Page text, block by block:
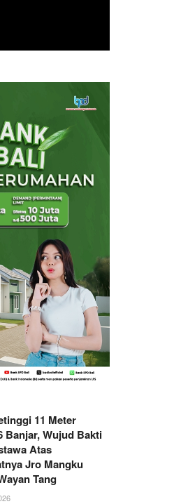
11 Meter
Banjar, Wujud Bakti
Atas
Jro Mangku
Tang